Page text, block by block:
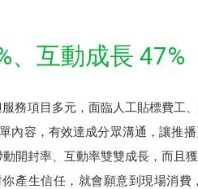
、互動成長 47%
務項目多元，面臨人工貼標費工
容，有效達成分眾溝通，讓推
開封率、互動率雙雙成長，而且
產生信任，就會願意到現場消費